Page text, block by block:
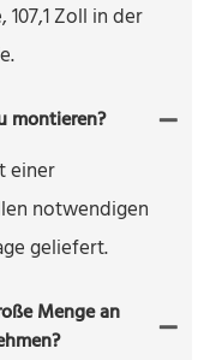
Zoll in der
montieren?
einer
notwendigen
geliefert.
Menge an